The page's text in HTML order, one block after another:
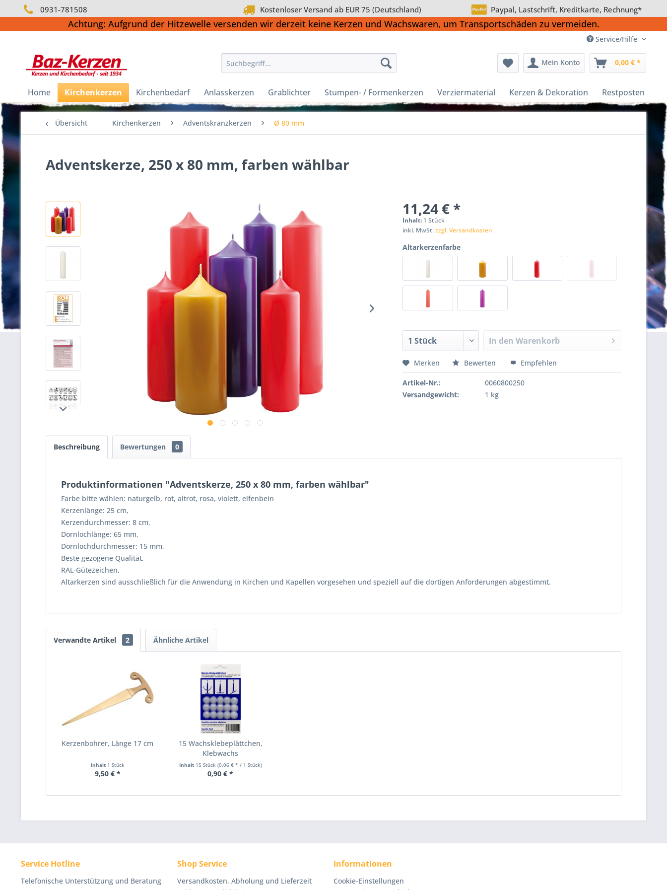
0931-781508 Kostenloser Versand ab EUR 75 (Deutschland) Paypal, Lastschrift, Kreditkarte, Rechnung*
Achtung: Aufgrund der Hitzewelle versenden wir derzeit keine Kerzen und Wachswaren, um Transportschäden zu vermeiden.
Service/Hilfe
Mein Konto 0,00 € *
Home Kirchenkerzen Kirchenbedarf Anlasskerzen Grablichter Stumpen- / Formenkerzen Verziermaterial Kerzen & Dekoration Restposten
Übersicht Kirchenkerzen Adventskranzkerzen Ø 80 mm
Adventskerze, 250 x 80 mm, farben wählbar
11,24 € *
Inhalt: 1 Stück
inkl. MwSt.zzgl. Versandkosten
Altarkerzenfarbe
In den Warenkorb
Merken Bewerten Empfehlen
Artikel-Nr.:
0060800250
Versandgewicht:
1 kg
Beschreibung Bewertungen 0
Produktinformationen "Adventskerze, 250 x 80 mm, farben wählbar"
Farbe bitte wählen: naturgelb, rot, altrot, rosa, violett, elfenbein
Kerzenlänge: 25 cm,
Kerzendurchmesser: 8 cm,
Dornlochlänge: 65 mm,
Dornlochdurchmesser: 15 mm,
Beste gezogene Qualität,
RAL-Gütezeichen,
Altarkerzen sind ausschließlich für die Anwendung in Kirchen und Kapellen vorgesehen und speziell auf die dortigen Anforderungen abgestimmt.
Verwandte Artikel 2 Ähnliche Artikel
Kerzenbohrer, Länge 17 cm
Inhalt 1 Stück
9,50 € *
15 Wachsklebeplättchen,
Klebwachs
Inhalt 15 Stück (0,06 € * / 1 Stück)
0,90 € *
Service Hotline
Telefonische Unterstützung und Beratung
Shop Service
Versandkosten, Abholung und Lieferzeit
Informationen
Cookie-Einstellungen